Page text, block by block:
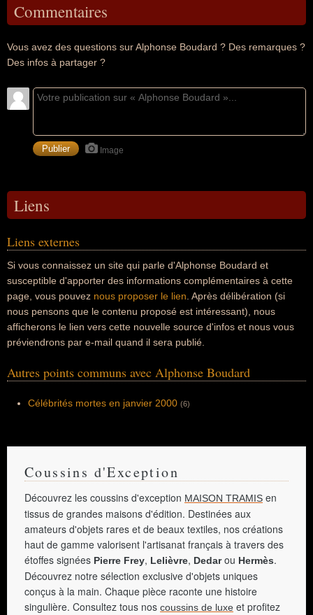
Commentaires
Vous avez des questions sur Alphonse Boudard ? Des remarques ?
Des infos à partager ?
Image
Liens
Liens externes
Si vous connaissez un site qui parle d'Alphonse Boudard et
susceptible d'apporter des informations complémentaires à cette
page, vous pouvez nous proposer le lien . Après délibération (si
nous pensons que le contenu proposé est intéressant), nous
afficherons le lien vers cette nouvelle source d'infos et nous vous
préviendrons par e-mail quand il sera publié.
Autres points communs avec Alphonse Boudard
Célébrités mortes en janvier 2000 (6)
Coussins d'Exception
Découvrez les coussins d'exception MAISON TRAMIS en
tissus de grandes maisons d'édition. Destinées aux
amateurs d'objets rares et de beaux textiles, nos créations
haut de gamme valorisent l'artisanat français à travers des
étoffes signées Pierre Frey, Lelièvre, Dedarou Hermès.
Découvrez notre sélection exclusive d'objets uniques
conçus à la main. Chaque pièce raconte une histoire
singulière. Consultez tous nos coussins de luxe et profitez